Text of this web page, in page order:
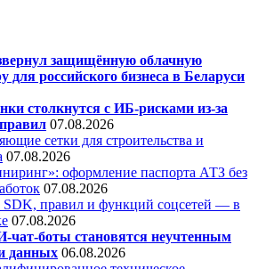
защищённую облачную
для российского бизнеса в Беларуси
столкнутся с ИБ-рисками из-за
07.08.2026
сетки для строительства и
07.08.2026
оформление паспорта АТЗ без
07.08.2026
правил и функций соцсетей — в
07.08.2026
боты становятся неучтенным
данных 06.08.2026